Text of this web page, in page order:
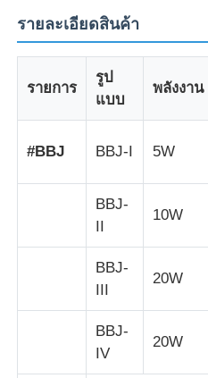
รายละเอียดสินค้า
รายการ
รูป
แบบ
พลังงาน
#BBJ BBJ-I 5W
BBJ-
II
10W
BBJ-
III
20W
BBJ-
IV
20W